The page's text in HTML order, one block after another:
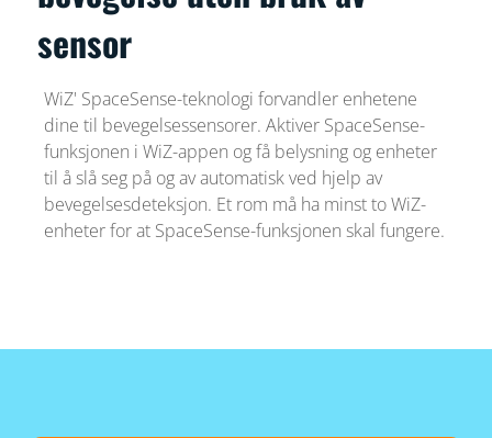
sensor
WiZ' SpaceSense-teknologi forvandler enhetene
dine til bevegelsessensorer. Aktiver SpaceSense-
funksjonen i WiZ-appen og få belysning og enheter
til å slå seg på og av automatisk ved hjelp av
bevegelsesdeteksjon. Et rom må ha minst to WiZ-
enheter for at SpaceSense-funksjonen skal fungere.